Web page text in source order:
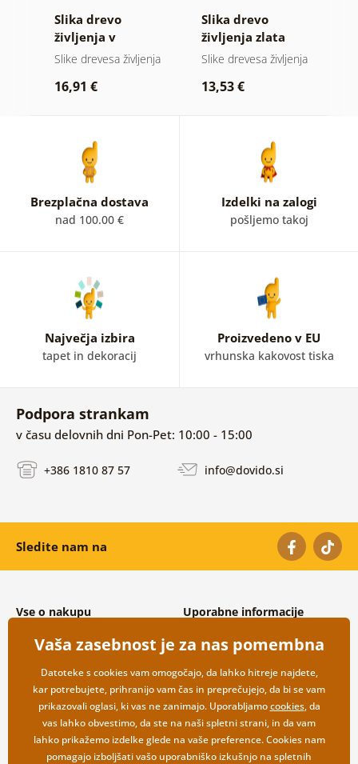
Slika drevo
življenja v
barvnem vitražu
Slike drevesa življenja
16,91 €
Slika drevo
življenja zlata
magija
Slike drevesa življenja
13,53 €
Brezplačna dostava
nad 100.00 €
Izdelki na zalogi
pošljemo takoj
Največja izbira
tapet in dekoracij
Proizvedeno v EU
vrhunska kakovost tiska
Podpora strankam
v času delovnih dni Pon-Pet: 10:00 - 15:00
+386 1810 87 57 info@dovido.si
Sledite nam na
Vse o nakupu
Splošni in reklamacijski pogoji
Varovanje osebnih podatkov
Možnosti dostave in plačila
Vračilo blaga
Uporabne informacije
Pogosto zastavljena vprašanja
Kontakti
Veleprodaja
Vaša zasebnost je za nas pomembna
Datoteke s cookies vam omogočajo, da lahko hitreje najdete,
kar potrebujete, prihranijo vam čas in preprečujejo, da bi se vam
prikazovali oglasi, ki vas ne zanimajo. Uporabljamocookies, da
vas lahko obvestimo, da ste na naši spletni strani, in da vam
lahko prikažemo izdelke glede na vaše preference. Cookies nam
pomagajo izboljšati vašo uporabniško izkušnjo na spletnih